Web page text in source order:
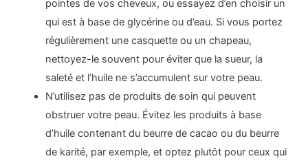
pointes de vos cheveux, ou essayez d’en choisir un
qui est à base de glycérine ou d’eau. Si vous portez
régulièrement une casquette ou un chapeau,
nettoyez-le souvent pour éviter que la sueur, la
saleté et l’huile ne s’accumulent sur votre peau.
N’utilisez pas de produits de soin qui peuvent
obstruer votre peau. Évitez les produits à base
d’huile contenant du beurre de cacao ou du beurre
de karité, par exemple, et optez plutôt pour ceux qui